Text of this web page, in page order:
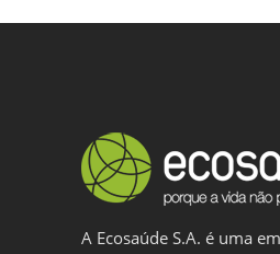
A Ecosaúde S.A. é uma